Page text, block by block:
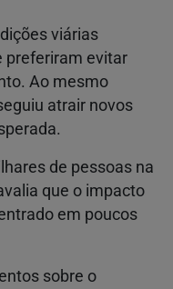
viárias
preferiram evitar
Ao mesmo
atrair novos
de pessoas na
que o impacto
em poucos
sobre o